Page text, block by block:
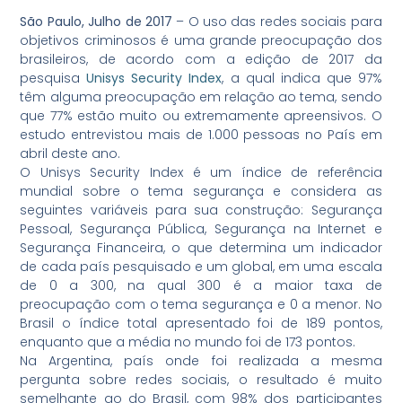
São Paulo, Julho de 2017 – O uso das redes sociais para
objetivos criminosos é uma grande preocupação dos
brasileiros, de acordo com a edição de 2017 da
pesquisaUnisys Security Index, a qual indica que 97%
têm alguma preocupação em relação ao tema, sendo
que 77% estão muito ou extremamente apreensivos. O
estudo entrevistou mais de 1.000 pessoas no País em
abril deste ano.
O Unisys Security Index é um índice de referência
mundial sobre o tema segurança e considera as
seguintes variáveis para sua construção: Segurança
Pessoal, Segurança Pública, Segurança na Internet e
Segurança Financeira, o que determina um indicador
de cada país pesquisado e um global, em uma escala
de 0 a 300, na qual 300 é a maior taxa de
preocupação com o tema segurança e 0 a menor. No
Brasil o índice total apresentado foi de 189 pontos,
enquanto que a média no mundo foi de 173 pontos.
Na Argentina, país onde foi realizada a mesma
pergunta sobre redes sociais, o resultado é muito
semelhante ao do Brasil, com 98% dos participantes